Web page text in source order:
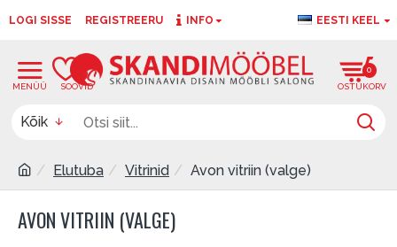
LOGI SISSE REGISTREERU INFO EESTI KEEL
0
Kõik
Elutuba Vitrinid Avon vitriin (valge)
AVON VITRIIN (VALGE)